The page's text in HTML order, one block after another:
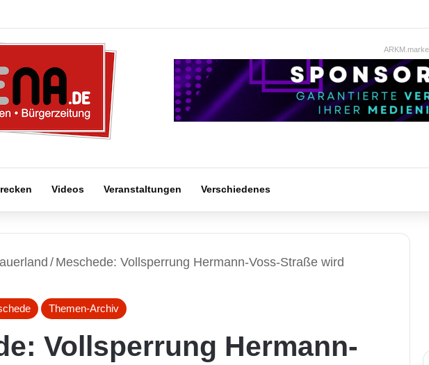
Videos Veranstaltungen Verschiedenes
/ Meschede: Vollsperrung Hermann-Voss-Straße wird
Themen-Archiv
Vollsperrung Hermann-